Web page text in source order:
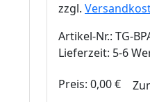
zzgl.
Artikel-Nr.: TG-
Lieferzeit: 5-6
Preis: 0,00€